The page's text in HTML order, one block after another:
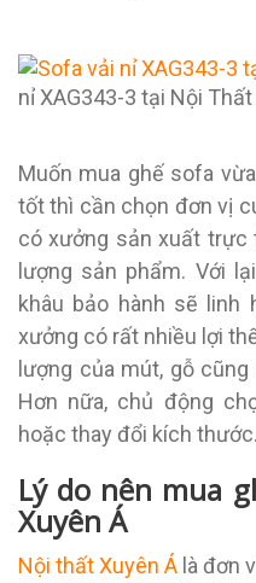
nỉ XAG343-3 tại Nội
Muốn mua ghế sofa
tốt thì cần chọn đơn vị
có xưởng sản xuất
lượng sản phẩm. Với
khâu bảo hành sẽ linh
xưởng có rất nhiều lợi
lượng của mút, gỗ
Hơn nữa, chủ động
hoặc thay đổi kích thước.
Lý do nên mua
Xuyên Á
Nội thất Xuyên Á là đơn